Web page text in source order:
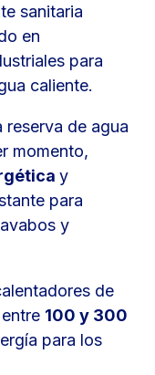
sanitaria
en
para
caliente.
reserva de agua
momento,
y
para
y
de
100 y 300
para los